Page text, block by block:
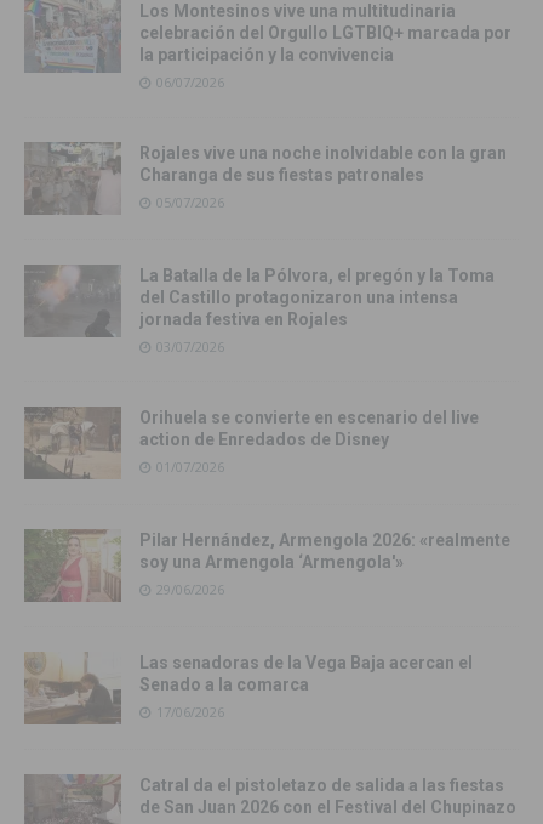
Los Montesinos vive una multitudinaria
celebración del Orgullo LGTBIQ+ marcada por
la participación y la convivencia
06/07/2026
Rojales vive una noche inolvidable con la gran
Charanga de sus fiestas patronales
05/07/2026
La Batalla de la Pólvora, el pregón y la Toma
del Castillo protagonizaron una intensa
jornada festiva en Rojales
03/07/2026
Orihuela se convierte en escenario del live
action de Enredados de Disney
01/07/2026
Pilar Hernández, Armengola 2026: «realmente
soy una Armengola ‘Armengola'»
29/06/2026
Las senadoras de la Vega Baja acercan el
Senado a la comarca
17/06/2026
Catral da el pistoletazo de salida a las fiestas
de San Juan 2026 con el Festival del Chupinazo